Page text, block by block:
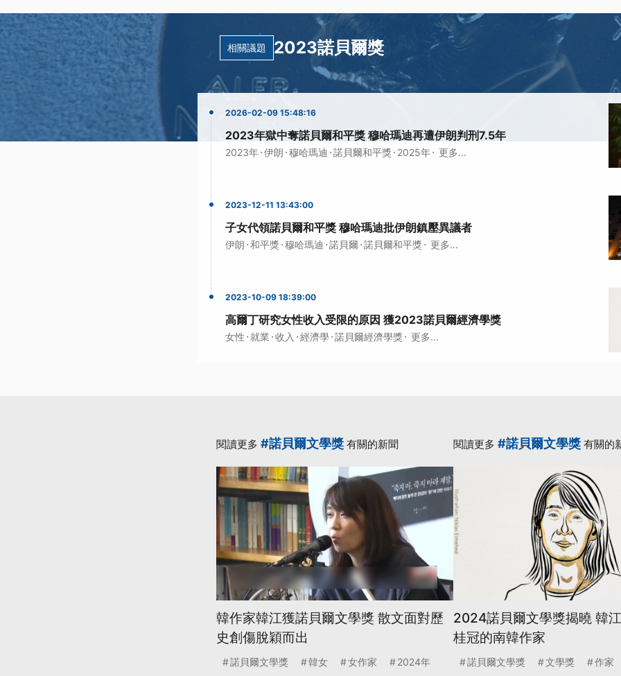
相關議題 2023諾貝爾獎
2026-02-09 15:48:16
2023年獄中奪諾貝爾和平獎 穆哈瑪迪再遭伊朗判刑7.5年
2023年·伊朗 ·穆哈瑪迪 ·諾貝爾和平獎· 2025年· 更多...
2023-12-11 13:43:00
子女代領諾貝爾和平獎 穆哈瑪迪批伊朗鎮壓異議者
伊朗 ·和平獎·穆哈瑪迪 ·諾貝爾 ·諾貝爾和平獎· 更多...
2023-10-09 18:39:00
高爾丁研究女性收入受限的原因 獲2023諾貝爾經濟學獎
女性 ·就業 ·收入 ·經濟學·諾貝爾經濟學獎· 更多...
閱讀更多 #諾貝爾文學獎 有關的新聞
韓作家韓江獲諾貝爾文學獎 散文面對歷
史創傷脫穎而出
諾貝爾文學獎 韓女 女作家 2024年
閱讀更多 #諾貝爾文學獎 有關的
2024諾貝爾文學獎揭曉 韓
桂冠的南韓作家
諾貝爾文學獎 文學獎 作家